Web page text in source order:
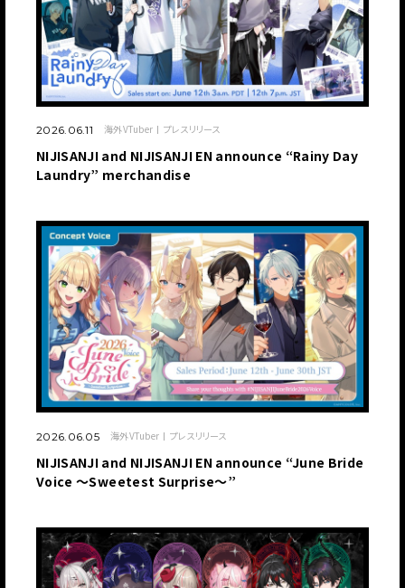
2026.06.11 海外VTuber プレスリリース
NIJISANJI and NIJISANJI EN announce “Rainy Day
Laundry” merchandise
2026.06.05 海外VTuber プレスリリース
NIJISANJI and NIJISANJI EN announce “June Bride
Voice ～Sweetest Surprise～”